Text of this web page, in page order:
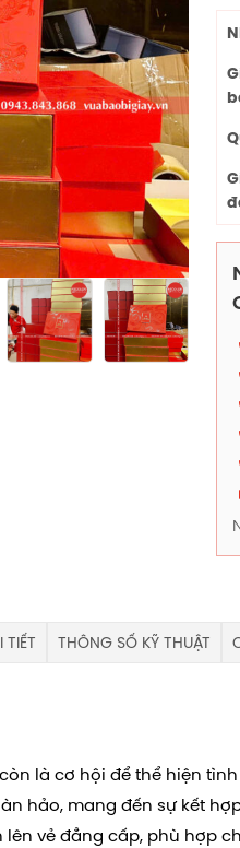
TIẾT THÔNG SỐ KỸ THUẬT
là cơ hội để thể hiện
hảo, mang đến sự kết
vẻ đẳng cấp, phù hợp